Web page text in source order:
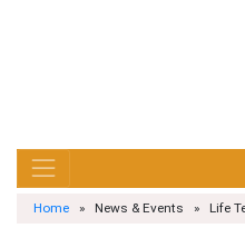
Home » News & Events » Life